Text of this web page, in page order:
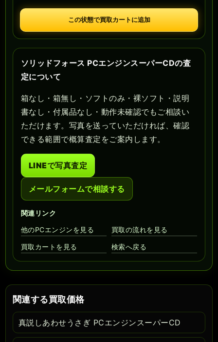
この状態で買取カートに追加
ソリッドフォース PCエンジンスーパーCDの査
定について
箱なし・箱無し・ソフトのみ・裸ソフト・説明
書なし・付属品なし・動作未確認でもご相談い
ただけます。写真を送っていただければ、確認
できる範囲で概算査定をご案内します。
LINEで写真査定
メールフォームで相談する
関連リンク
他のPCエンジンを見る
買取の流れを見る
買取カートを見る 検索へ戻る
関連する買取価格
真説しあわせうさぎ PCエンジンスーパーCD